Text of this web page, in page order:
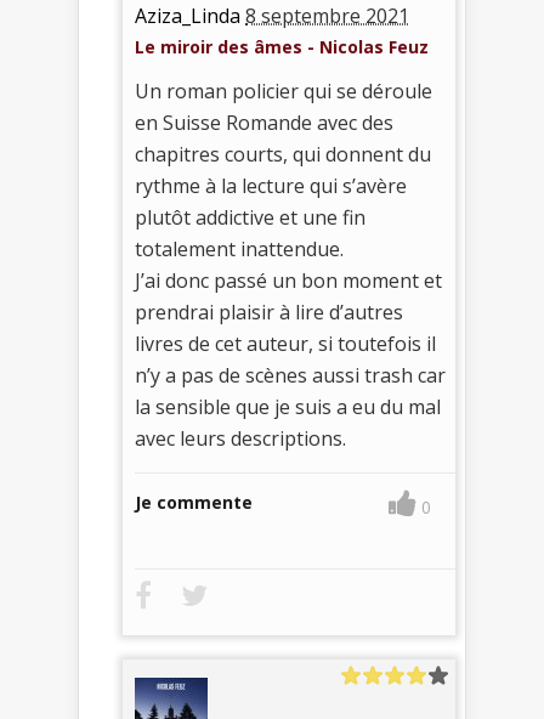
Aziza_Linda 8 septembre 2021
Le miroir des âmes - Nicolas Feuz
Un roman policier qui se déroule
en Suisse Romande avec des
chapitres courts, qui donnent du
rythme à la lecture qui s’avère
plutôt addictive et une fin
totalement inattendue.
J’ai donc passé un bon moment et
prendrai plaisir à lire d’autres
livres de cet auteur, si toutefois il
n’y a pas de scènes aussi trash car
la sensible que je suis a eu du mal
avec leurs descriptions.
Je commente 0